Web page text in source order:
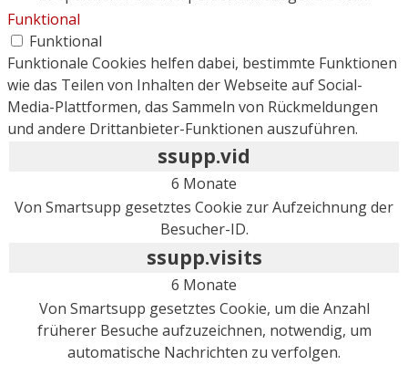
Funktional
Funktional
Funktionale Cookies helfen dabei, bestimmte Funktionen
wie das Teilen von Inhalten der Webseite auf Social-
Media-Plattformen, das Sammeln von Rückmeldungen
und andere Drittanbieter-Funktionen auszuführen.
ssupp.vid
6 Monate
Von Smartsupp gesetztes Cookie zur Aufzeichnung der
Besucher-ID.
ssupp.visits
6 Monate
Von Smartsupp gesetztes Cookie, um die Anzahl
früherer Besuche aufzuzeichnen, notwendig, um
automatische Nachrichten zu verfolgen.